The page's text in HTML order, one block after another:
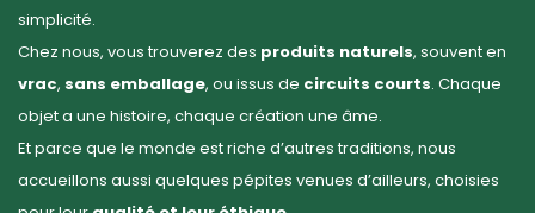
simplicité.
Chez nous, vous trouverez des produits naturels, souvent en
vrac, sans emballage, ou issus de circuits courts. Chaque
objet a une histoire, chaque création une âme.
Et parce que le monde est riche d’autres traditions, nous
accueillons aussi quelques pépites venues d’ailleurs, choisies